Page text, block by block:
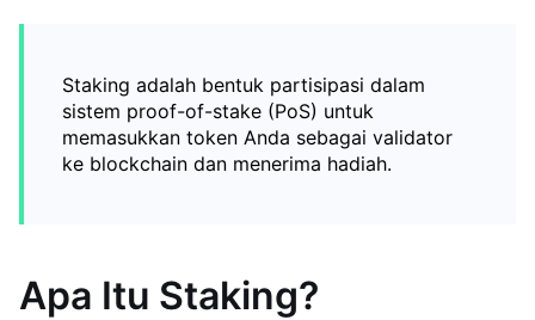
Staking adalah bentuk partisipasi dalam
sistem proof-of-stake (PoS) untuk
memasukkan token Anda sebagai validator
ke blockchain dan menerima hadiah.
Apa Itu Staking?